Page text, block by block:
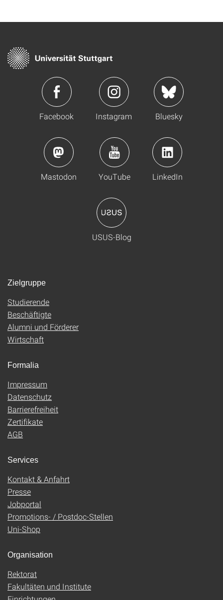
Facebook Instagram Bluesky
Mastodon YouTube LinkedIn
USUS-Blog
Zielgruppe
Studierende
Beschäftigte
Alumni und Förderer
Wirtschaft
Formalia
Impressum
Datenschutz
Barrierefreiheit
Zertifikate
AGB
Services
Kontakt & Anfahrt
Presse
Jobportal
Promotions- / Postdoc-Stellen
Uni-Shop
Organisation
Rektorat
Fakultäten und Institute